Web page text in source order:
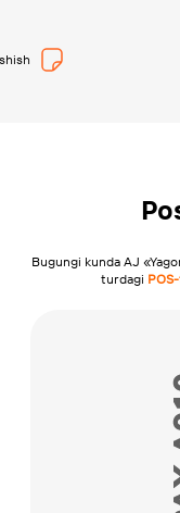
Bugungi kunda AJ
turdagi